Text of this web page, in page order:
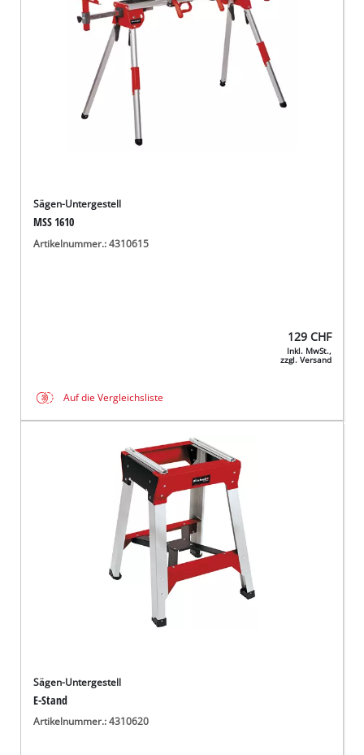
Sägen-Untergestell
MSS 1610
Artikelnummer.: 4310615
129 CHF
Inkl. MwSt.,
zzgl. Versand
Auf die Vergleichsliste
Sägen-Untergestell
E-Stand
Artikelnummer.: 4310620